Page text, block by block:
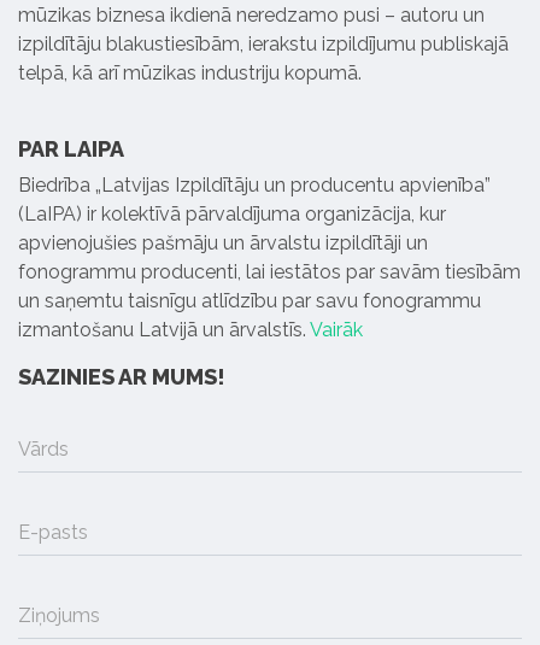
mūzikas biznesa ikdienā neredzamo pusi – autoru un
izpildītāju blakustiesībām, ierakstu izpildījumu publiskajā
telpā, kā arī mūzikas industriju kopumā.
PAR LAIPA
Biedrība „Latvijas Izpildītāju un producentu apvienība”
(LaIPA) ir kolektīvā pārvaldījuma organizācija, kur
apvienojušies pašmāju un ārvalstu izpildītāji un
fonogrammu producenti, lai iestātos par savām tiesībām
un saņemtu taisnīgu atlīdzību par savu fonogrammu
izmantošanu Latvijā un ārvalstīs. Vairāk
SAZINIES AR MUMS!
Vārds
E-pasts
Ziņojums